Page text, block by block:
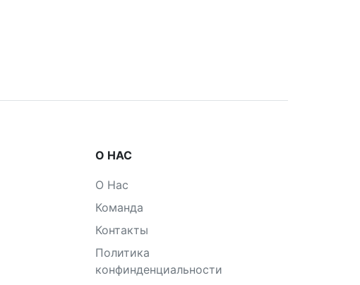
О НАС
О Нас
Команда
Контакты
Политика
конфинденциальности